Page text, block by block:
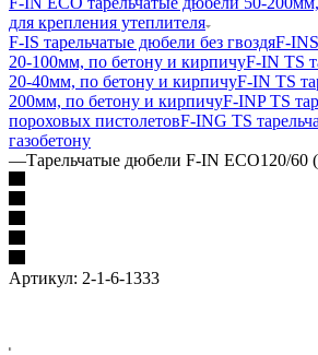
для крепления утеплителя
F-IS тарельчатые дюбели без гвоздяF-
20-100мм, по бетону и кирпичуF-IN TS
20-40мм, по бетону и кирпичуF-IN TS
200мм, по бетону и кирпичуF-INP TS
пороховых пистолетовF-ING TS
газобетону
—Тарельчатые дюбели F-IN ECO120/60
Артикул: 2-1-6-1333